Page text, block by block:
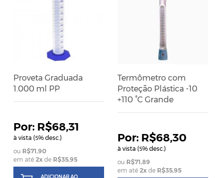
Proveta Graduada
1.000 ml PP
R$68,31
à vista (5% desc.)
R$71,90
em até2x de R$35,95
ADICIONAR AO
Termômetro com
Proteção Plástica -10
+110 °C Grande
R$68,30
à vista (5% desc.)
R$71,89
em até 2xde R$35,95